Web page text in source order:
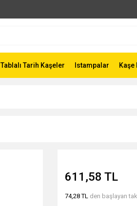
Tablalı Tarih Kaşeler Istampalar Kaşe
611,58 TL
74,28 TL den başlayan